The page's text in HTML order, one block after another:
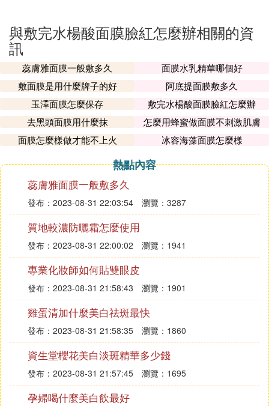
一個新的健康的角質層。能幫助清除被堵塞住的毛
囊，修正不正常的細胞脫落，對輕微的青春痘和閉口
有一定的效果。
刷酸對皮膚的危害
過度刷酸會傷害皮膚的角質層，會導致皮膚敏感，容
易爆痘。刷酸對改善肌膚有非常明顯的效果，但過度
刷酸就存在一定的風險，因為酸性物質具有腐蝕性，
破壞了皮膚的保護屏障，會使皮膚變得乾燥爆皮。刷
酸是指用含有酸性物質的護膚品塗抹在臉上，比如水
楊酸、果酸等，刷酸可以軟化角質，促進肌膚新陳代
謝的速度，從而達到解決痘印、膿包、閉口等皮膚問
題，但是酸性物質都具有腐蝕性，所以刷酸不要太過
頻繁，否則不是護膚而是毀容。刷酸後可能會出現刺
痛、發癢和爆痘痘的情況，但不會持續很久，如果頻
繁刷酸不僅不會改善皮膚，還會使肌膚以往出現的問
題更為嚴重，會破壞皮膚的角質層，導致皮膚變得更
加敏感。所以一定要在專業人士指導下刷酸。另外刷
酸之後角質層會變薄，這時候皮膚非常脆弱，也比平
時更家容易曬黑，所以一定要注意防曬和保濕，或者
最好在晚上刷酸，刷酸不是件簡單事，不是隨便刷刷
就能改善皮膚的，尤其是醫美刷酸，必須要去醫院找
專業的醫生來進行刷酸，且刷酸之前要搞清楚自己是
什麼膚質，到底適不適合做刷酸，比如天生對酸性敏
感和角質薄的人就不適合刷酸，確定這些問題之後，
與敷完水楊酸面膜臉紅怎麼辦相關的資
訊
蕊膚雅面膜一般敷多久
面膜水乳精華哪個好
敷面膜是用什麼牌子的好
阿底提面膜敷多久
玉澤面膜怎麼保存
敷完水楊酸面膜臉紅怎麼辦
去黑頭面膜用什麼抹
怎麼用蜂蜜做面膜不刺激肌膚
面膜怎麼樣做才能不上火
冰容海藻面膜怎麼樣
熱點內容
蕊膚雅面膜一般敷多久
發布：2023-08-31 22:03:54 瀏覽：3287
質地較濃防曬霜怎麼使用
發布：2023-08-31 22:00:02 瀏覽：1941
專業化妝師如何貼雙眼皮
發布：2023-08-31 21:58:43 瀏覽：1901
雞蛋清加什麼美白祛斑最快
發布：2023-08-31 21:58:35 瀏覽：1860
資生堂櫻花美白淡斑精華多少錢
發布：2023-08-31 21:57:45 瀏覽：1695
孕婦喝什麼美白飲最好